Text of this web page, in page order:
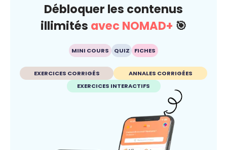
Débloquer les contenus
illimités avec NOMAD+ 🎯
MINI COURS QUIZ FICHES
EXERCICES CORRIGÉS
ANNALES CORRIGÉES
EXERCICES INTERACTIFS